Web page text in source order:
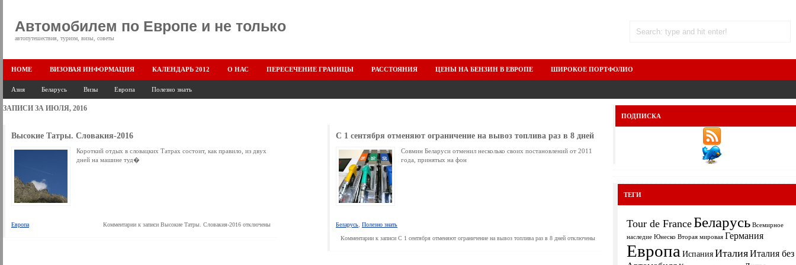
Автомобилем по Европе и не только
автопутешествия, туризм, визы, советы
HOME ВИЗОВАЯ ИНФОРМАЦИЯ КАЛЕНДАРЬ 2012 О НАС ПЕРЕСЕЧЕНИЕ ГРАНИЦЫ РАССТОЯНИЯ ЦЕНЫ НА БЕНЗИН В ЕВРОПЕ ШИРОКОЕ ПОРТФОЛИО
Азия Беларусь Визы Европа Полезно знать
ЗАПИСИ ЗА ИЮЛЯ, 2016
Высокие Татры. Словакия-2016
Короткий отдых в словацких Татрах состоит, как правило, из двух
дней на машине туд�
Европа Комментарии к записи Высокие Татры. Словакия-2016 отключены
C 1 сентября отменяют ограничение на вывоз топлива раз в 8 дней
Совмин Беларуси отменил несколько своих постановлений от 2011
года, принятых на фон
Беларусь Полезно знать
Комментарии к записи C 1 сентября отменяют ограничение на вывоз топлива раз в 8 дней отключены
ПОДПИСКА
ТЕГИ
Tour de France Беларусь Всемирное
наследие Юнеско Вторая мировая Германия
Европа ИспанияИталияИталия без